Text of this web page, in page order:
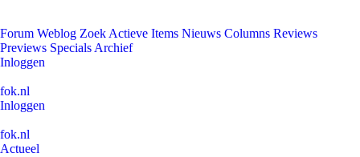
Forum Weblog Zoek Actieve Items Nieuws Columns Reviews
Previews Specials Archief
Inloggen
fok.nl
Inloggen
fok.nl
Actueel